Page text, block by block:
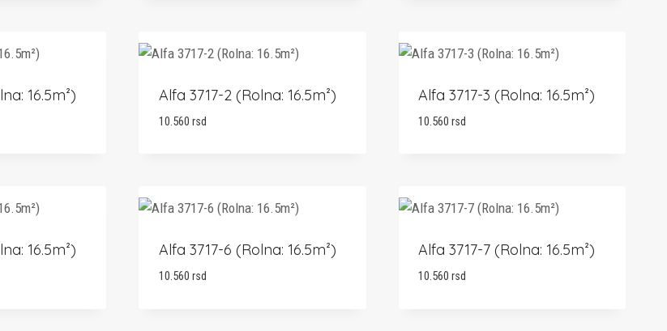
16.5m²) Alfa 3717-2 (Rolna: 16.5m²)
10.560 rsd
Alfa 3717-3 (Rolna: 16.5m²)
10.560 rsd
16.5m²) Alfa 3717-6 (Rolna: 16.5m²)
10.560 rsd
Alfa 3717-7 (Rolna: 16.5m²)
10.560 rsd